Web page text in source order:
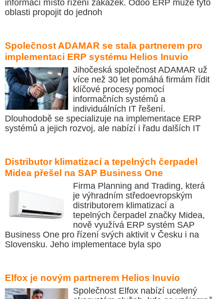
informací místo řízení zakázek. Odoo ERP může tyto
oblasti propojit do jednoh
Společnost ADAMAR se stala partnerem pro
implementaci ERP systému Helios Inuvio
Jihočeská společnost ADAMAR už
více než 30 let pomáhá firmám řídit
klíčové procesy pomocí
informačních systémů a
individuálních IT řešení.
Dlouhodobě se specializuje na implementace ERP
systémů a jejich rozvoj, ale nabízí i řadu dalších IT
Distributor klimatizací a tepelných čerpadel
Midea přešel na SAP Business One
Firma Planning and Trading, která
je výhradním středoevropským
distributorem klimatizací a
tepelných čerpadel značky Midea,
nově využívá ERP systém SAP
Business One pro řízení svých aktivit v Česku i na
Slovensku. Jeho implementace byla spo
Elfox je novým partnerem Helios Inuvio
Společnost Elfox nabízí ucelený